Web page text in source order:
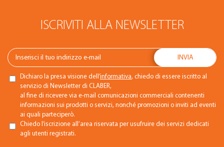
ISCRIVITI ALLA NEWSLETTER
Dichiaro la presa visione dell’informativa, chiedo di essere iscritto al
servizio di Newsletter di CLABER,
al fine di ricevere via e-mail comunicazioni commerciali contenenti
informazioni sui prodotti o servizi, nonché promozioni o inviti ad eventi
ai quali parteciperò.
Chiedo l’iscrizione all’area riservata per usufruire dei servizi dedicati
agli utenti registrati.